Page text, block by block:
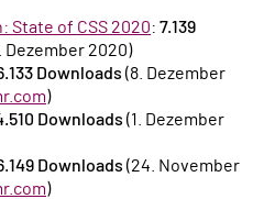
State of CSS 2020: 7.139
Dezember 2020)
Downloads (8. Dezember
)
Downloads (1. Dezember
Downloads (24. November
)